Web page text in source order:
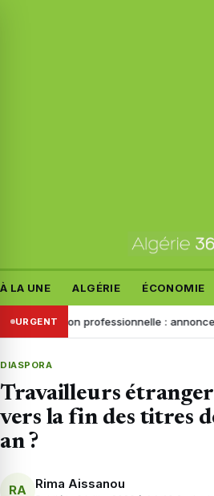
À LA UNE ALGÉRIE ÉCONOMIE
URGENTprofessionnelle : annonce
DIASPORA
Travailleurs
vers la fin des titres
an ?
RA Rima Aissanou